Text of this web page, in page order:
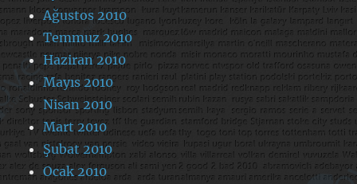
Ağustos 2010
Temmuz 2010
Haziran 2010
Mayıs 2010
Nisan 2010
Mart 2010
Şubat 2010
Ocak 2010